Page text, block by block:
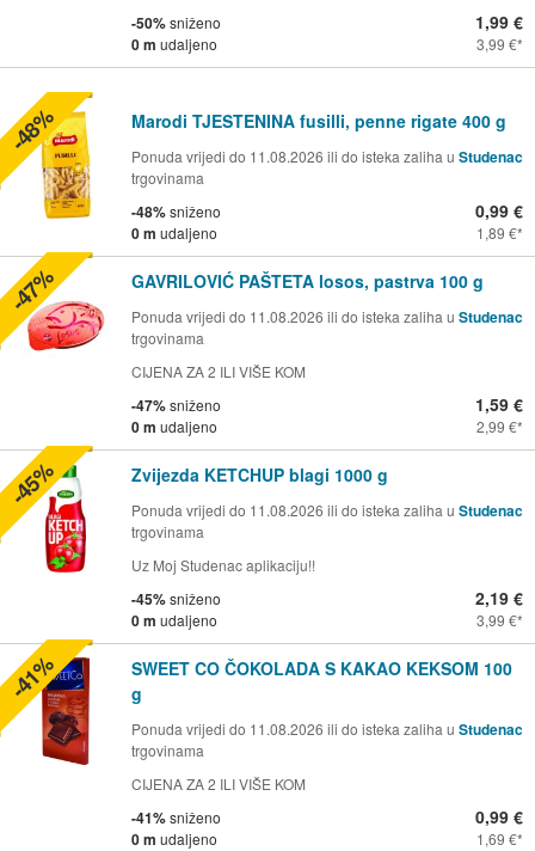
-50%sniženo
0 m udaljeno
1,99 €
3,99 €
Marodi TJESTENINA fusilli, penne rigate 400 g
Ponuda vrijedi do 11.08.2026 ili do isteka zaliha u Studenac
trgovinama
-48%sniženo
0 m udaljeno
0,99 €
1,89 €
-48%
GAVRILOVIĆ PAŠTETA losos, pastrva 100 g
Ponuda vrijedi do 11.08.2026 ili do isteka zaliha u Studenac
trgovinama
CIJENA ZA 2 ILI VIŠE KOM
-47%sniženo
0 m udaljeno
1,59 €
2,99 €
-47%
Zvijezda KETCHUP blagi 1000 g
Ponuda vrijedi do 11.08.2026 ili do isteka zaliha u Studenac
trgovinama
Uz Moj Studenac aplikaciju!!
-45%sniženo
0 m udaljeno
2,19 €
3,99 €
-45%
SWEET CO ČOKOLADA S KAKAO KEKSOM 100
g
Ponuda vrijedi do 11.08.2026 ili do isteka zaliha u Studenac
trgovinama
CIJENA ZA 2 ILI VIŠE KOM
-41%sniženo
0 m udaljeno
0,99 €
1,69 €
-41%